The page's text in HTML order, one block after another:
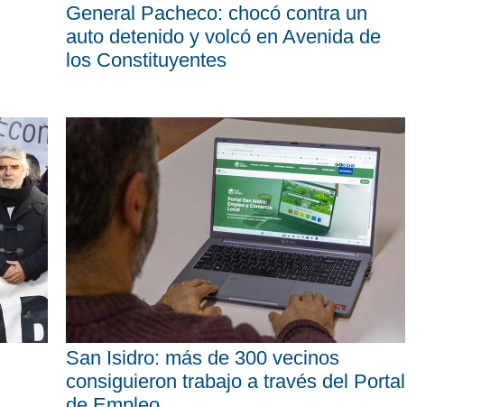
General Pacheco: chocó contra un
auto detenido y volcó en Avenida de
los Constituyentes
San Isidro: más de 300 vecinos
consiguieron trabajo a través del Portal